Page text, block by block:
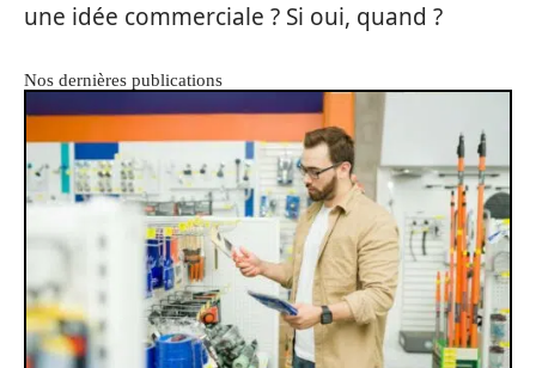
une idée commerciale ? Si oui, quand ?
Nos dernières publications